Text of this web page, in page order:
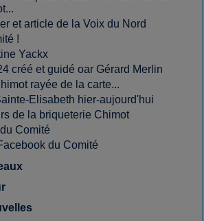
et article de la Voix du Nord
!
Yackx
créé et guidé oar Gérard Merlin
rayée de la carte...
Elisabeth hier-aujourd'hui
de la briqueterie Chimot
Comité
du Comité